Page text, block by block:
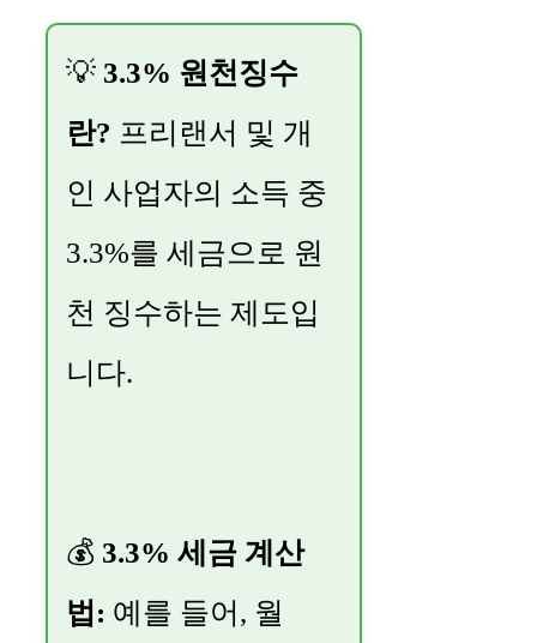
💡 3.3% 원천징수
란? 프리랜서 및 개
인 사업자의 소득 중
3.3%를 세금으로 원
천 징수하는 제도입
니다.
💰 3.3% 세금 계산
법: 예를 들어, 월